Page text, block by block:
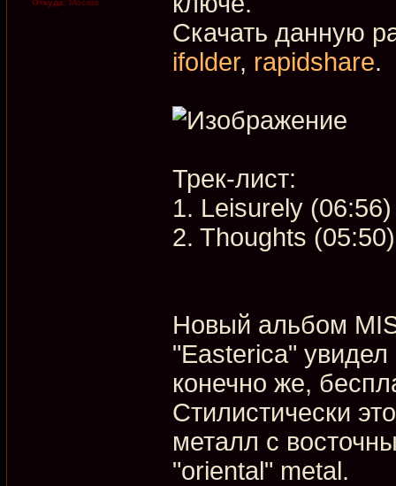
Откуда: Москва
Скачать данную
ifolder, rapidshare.
Трек-лист:
1. Leisurely (06:56)
2. Thoughts (05:50)
Новый альбом
"Easterica"
конечно же,
Стилистически
металл с
"oriental" metal.